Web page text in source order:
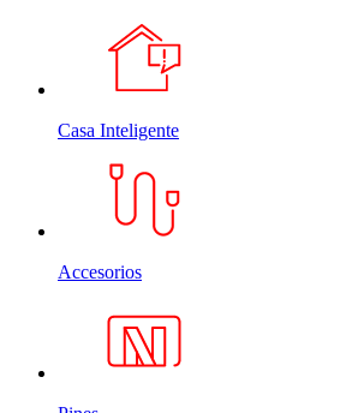
Casa Inteligente
Accesorios